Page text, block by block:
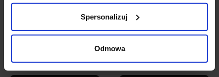
Spersonalizuj
Odmowa
AQFORM FLATTRACK
PET reflektor mini LED
16495
644,52 zł
AQFORM FLATTRACK
16496
905,28 zł